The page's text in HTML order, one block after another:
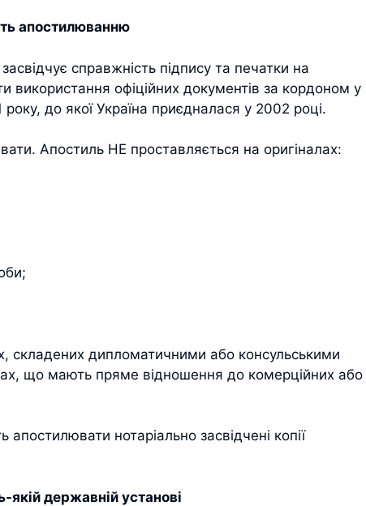
апостилюванню
справжність підпису та печатки на
використання офіційних документів за кордоном у
року, до якої Україна приєдналася у 2002 році.
Апостиль НЕ проставляється на оригіналах:
складених дипломатичними або консульськими
що мають пряме відношення до комерційних або
нотаріально засвідчені копії
державній установі